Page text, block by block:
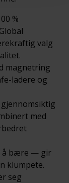
%
valg
magnetring
ladere og
med
å bære — gir
klumpete.
seg